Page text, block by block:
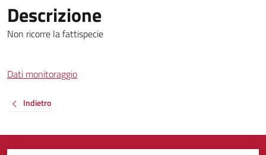
Descrizione
Non ricorre la fattispecie
Dati monitoraggio
Indietro